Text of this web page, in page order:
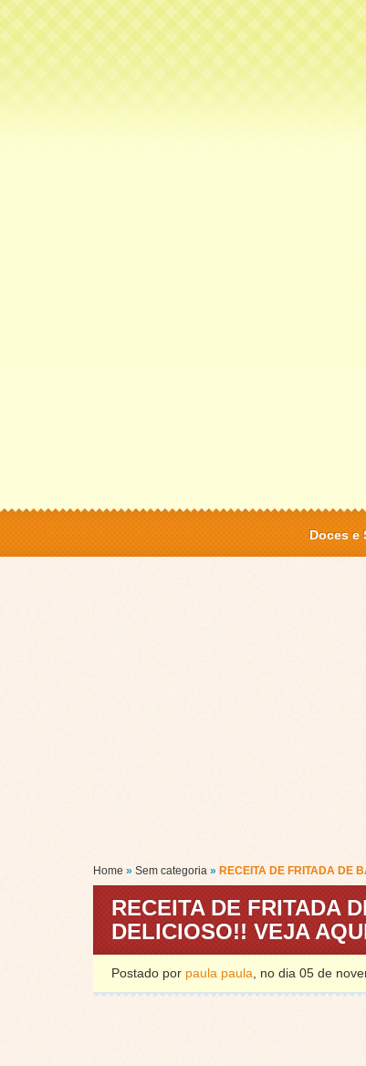
Doces e
Home » Sem categoria » RECEITA DE FRITADA DE
RECEITA DE FRITADA
DELICIOSO!! VEJA
Postado por paula paula, no dia 05 de